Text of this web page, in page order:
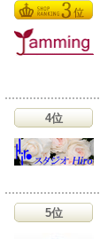
4位
5位